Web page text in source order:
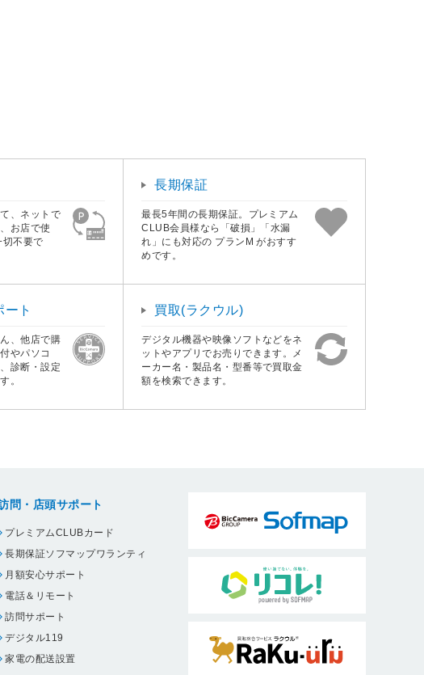
、ネットで
お店で使
切不要で
長期保証
最長5年間の長期保証。プレミアム
CLUB会員様なら「破損」「水漏
れ」にも対応の プランM がおすす
めです。
ート
、他店で購
やパソコ
診断・設定
。
買取(ラクウル)
デジタル機器や映像ソフトなどをネ
ットやアプリでお売りできます。メ
ーカー名・製品名・型番等で買取金
額を検索できます。
問・店頭サポート
プレミアムCLUBカード
長期保証ソフマップワランティ
月額安心サポート
電話＆リモート
訪問サポート
デジタル119
家電の配送設置